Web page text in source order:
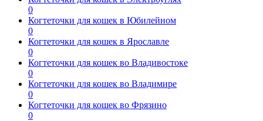
0
Когтеточки для кошек в Юбилейном
0
Когтеточки для кошек в Ярославле
0
Когтеточки для кошек во Владивостоке
0
Когтеточки для кошек во Владимире
0
Когтеточки для кошек во Фрязино
0